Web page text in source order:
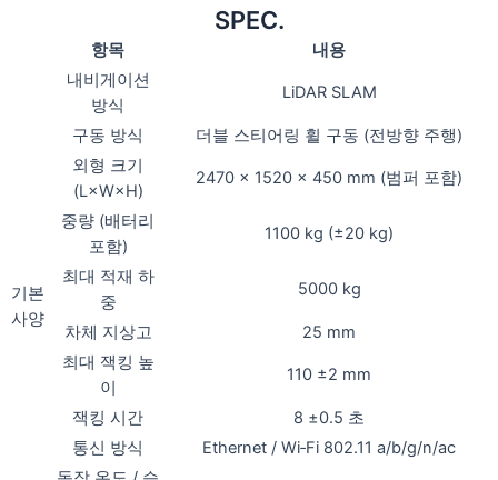
SPEC.
항목 내용
기본
사양
내비게이션
방식
LiDAR SLAM
구동 방식
더블 스티어링 휠 구동 (전방향 주행)
외형 크기
(L×W×H)
2470 × 1520 × 450 mm (범퍼 포함)
중량 (배터리
포함)
1100 kg (±20 kg)
최대 적재 하
중
5000 kg
차체 지상고
25 mm
최대 잭킹 높
이
110 ±2 mm
잭킹 시간
8 ±0.5 초
통신 방식
Ethernet / Wi‑Fi 802.11 a/b/g/n/ac